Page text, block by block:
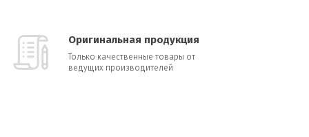
Оригинальная продукция
Только качественные товары от
ведущих производителей